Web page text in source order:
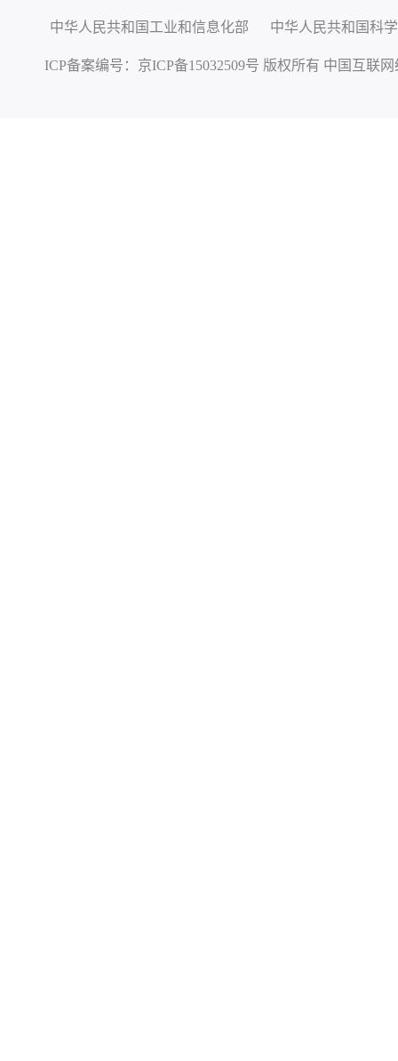
中华人民共和国工业和信息化部 中华人民共和国科
ICP备案编号： 京ICP备15032509号 版权所有 中国互联